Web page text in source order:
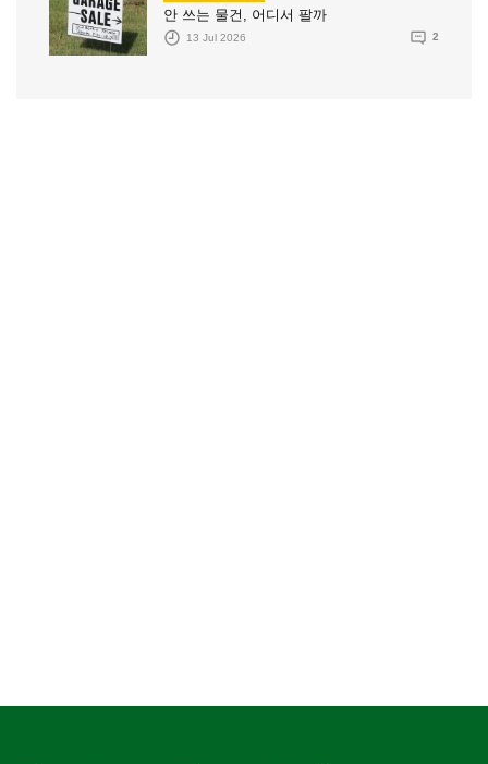
안 쓰는 물건, 어디서 팔까
13 Jul 2026 2